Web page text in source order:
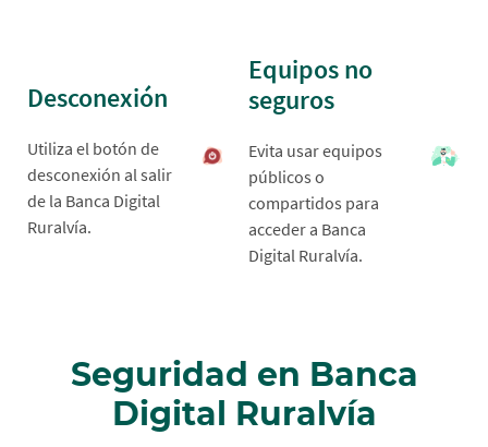
Desconexión
Utiliza el botón de
desconexión al salir
de la Banca Digital
Ruralvía.
Equipos no
seguros
Evita usar equipos
públicos o
compartidos para
acceder a Banca
Digital Ruralvía.
Seguridad en Banca
Digital Ruralvía